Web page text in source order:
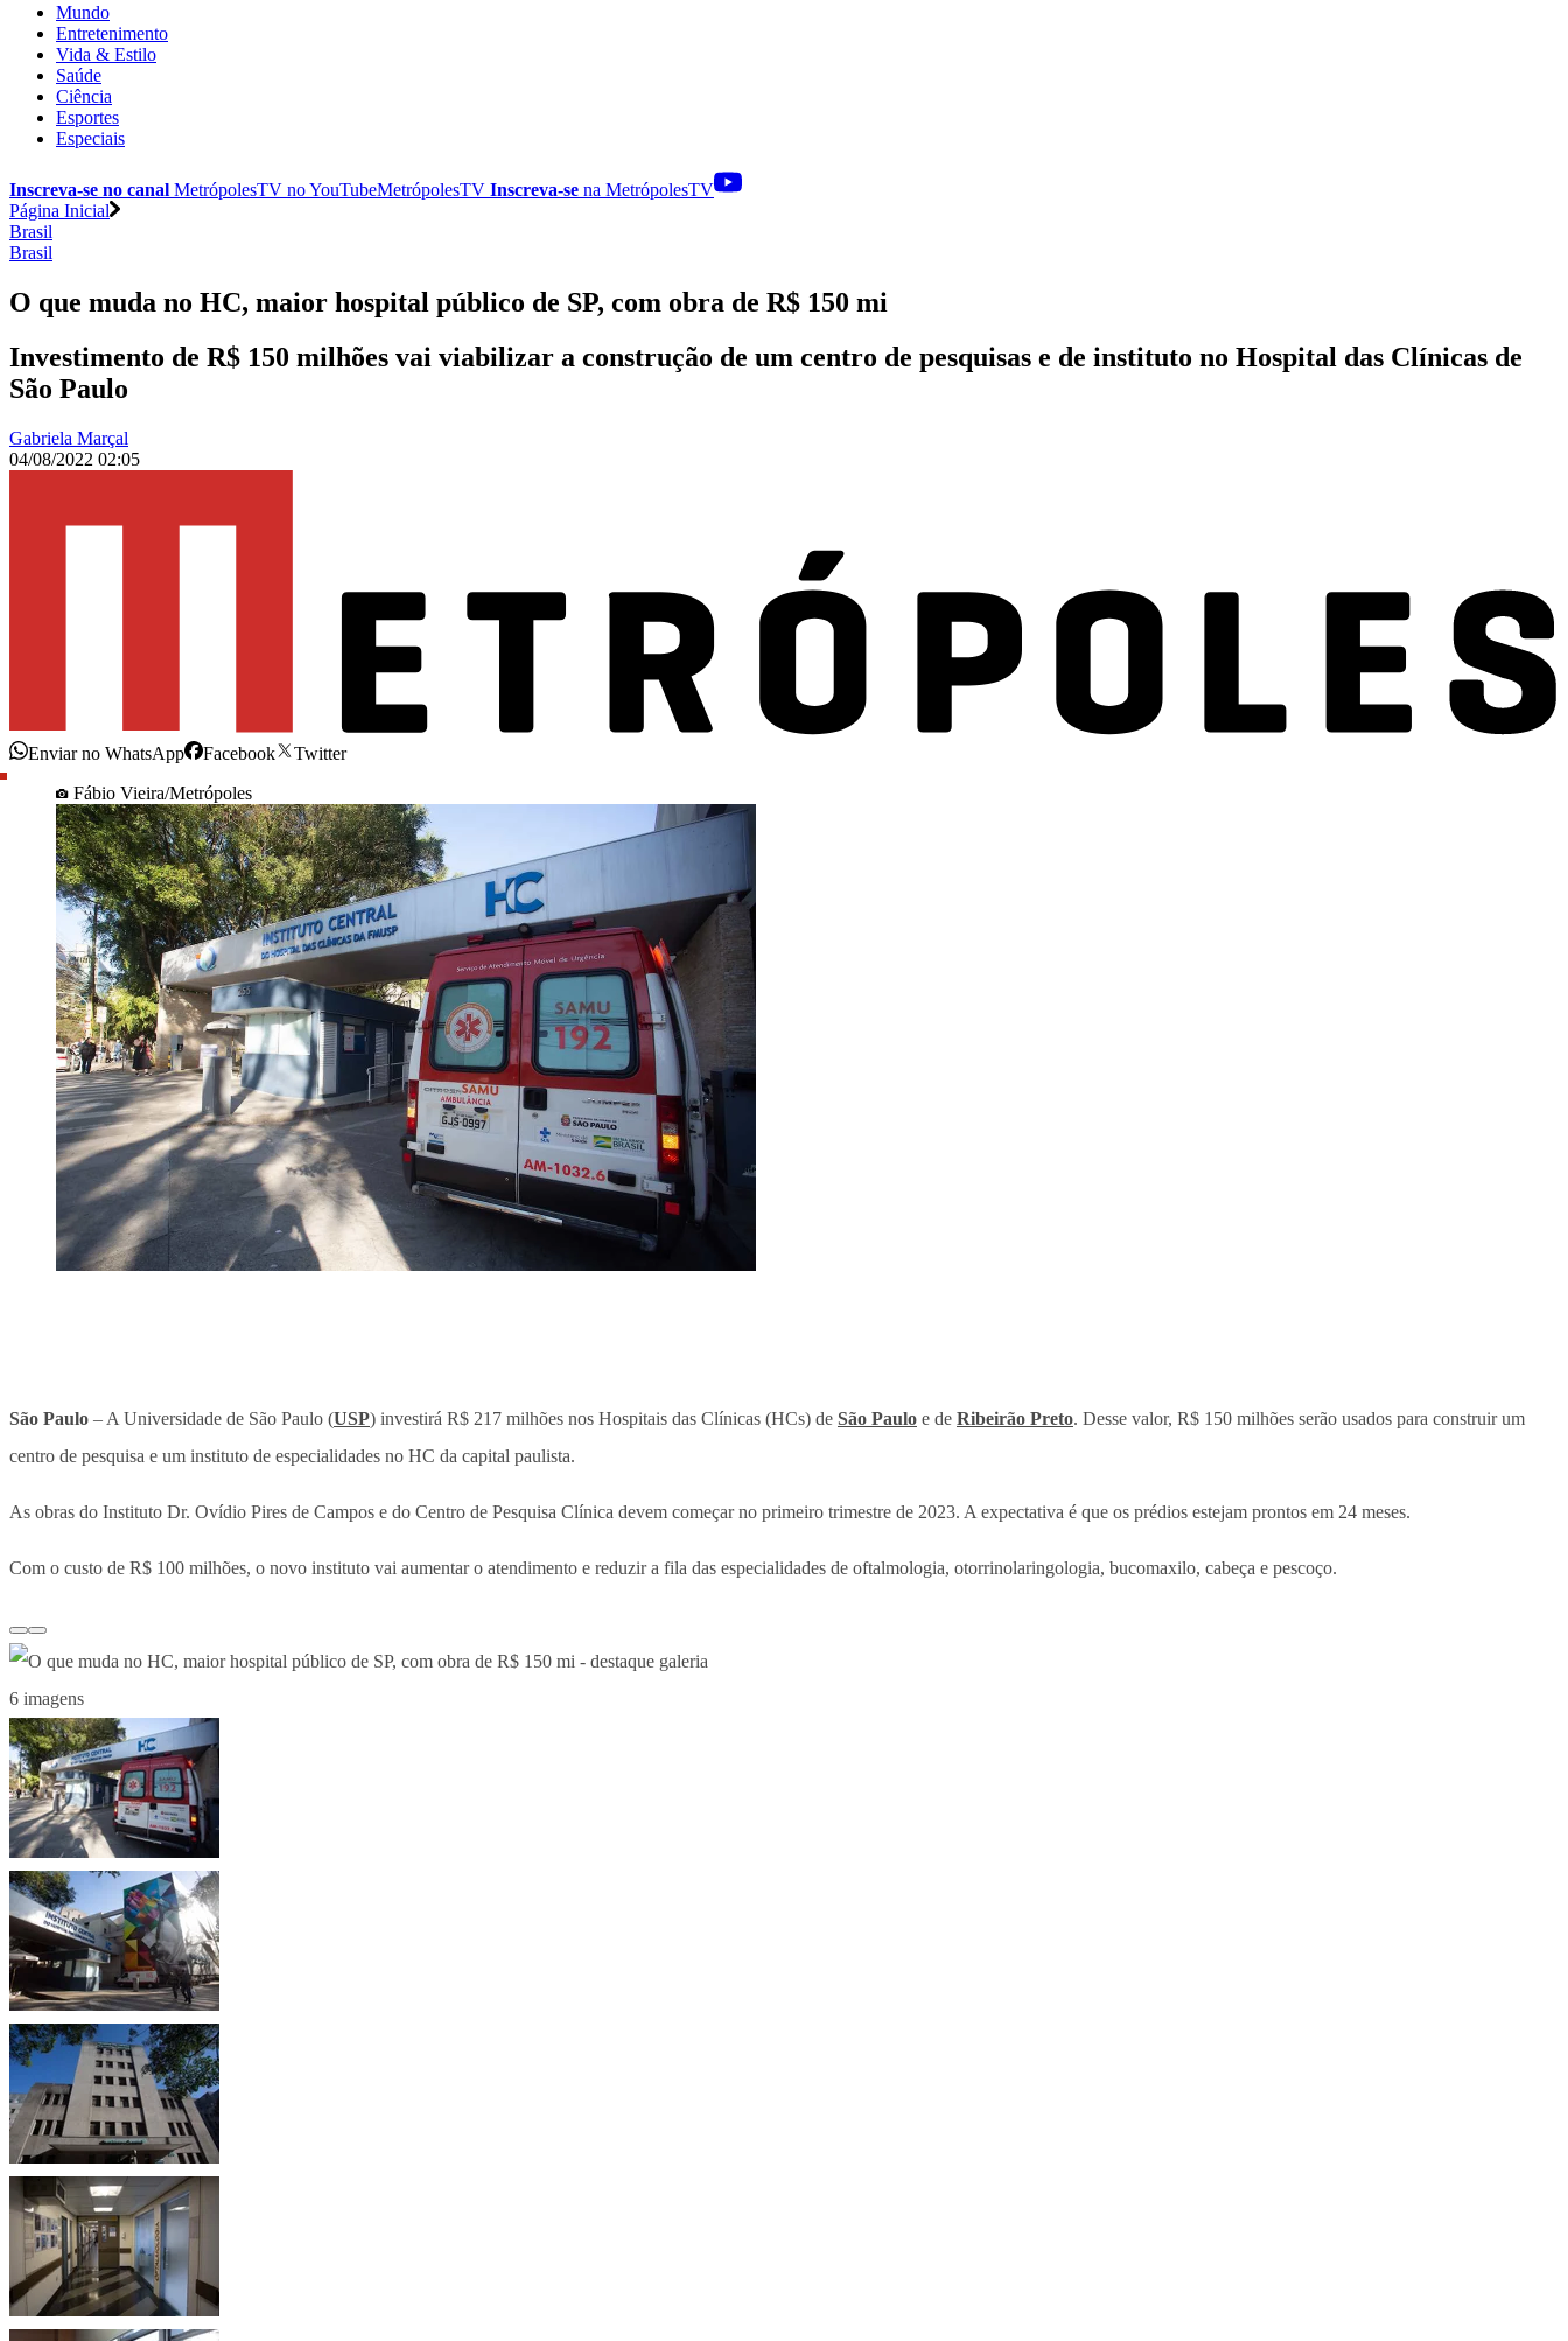
Mundo
Entretenimento
Vida & Estilo
Saúde
Ciência
Esportes
Especiais
Inscreva-se no canal MetrópolesTV noYouTubeMetrópolesTV Inscreva-se na MetrópolesTV
Página Inicial
Brasil
Brasil
O que muda no HC, maior hospital público de SP, com obra de R$ 150 mi
Investimento de R$ 150 milhões vai viabilizar a construção de um centro de pesquisas e de instituto no Hospital das Clínicas de
São Paulo
Gabriela Marçal
04/08/2022 02:05
Enviar no WhatsApp Facebook
Twitter
Fábio Vieira/Metrópoles
São Paulo – A Universidade de São Paulo (USP) investirá R$ 217 milhões nos Hospitais das Clínicas (HCs) de São Paulo e de Ribeirão Preto. Desse valor, R$ 150 milhões serão usados para construir um
centro de pesquisa e um instituto de especialidades no HC da capital paulista.
As obras do Instituto Dr. Ovídio Pires de Campos e do Centro de Pesquisa Clínica devem começar no primeiro trimestre de 2023. A expectativa é que os prédios estejam prontos em 24 meses.
Com o custo de R$ 100 milhões, o novo instituto vai aumentar o atendimento e reduzir a fila das especialidades de oftalmologia, otorrinolaringologia, bucomaxilo, cabeça e pescoço.
6 imagens